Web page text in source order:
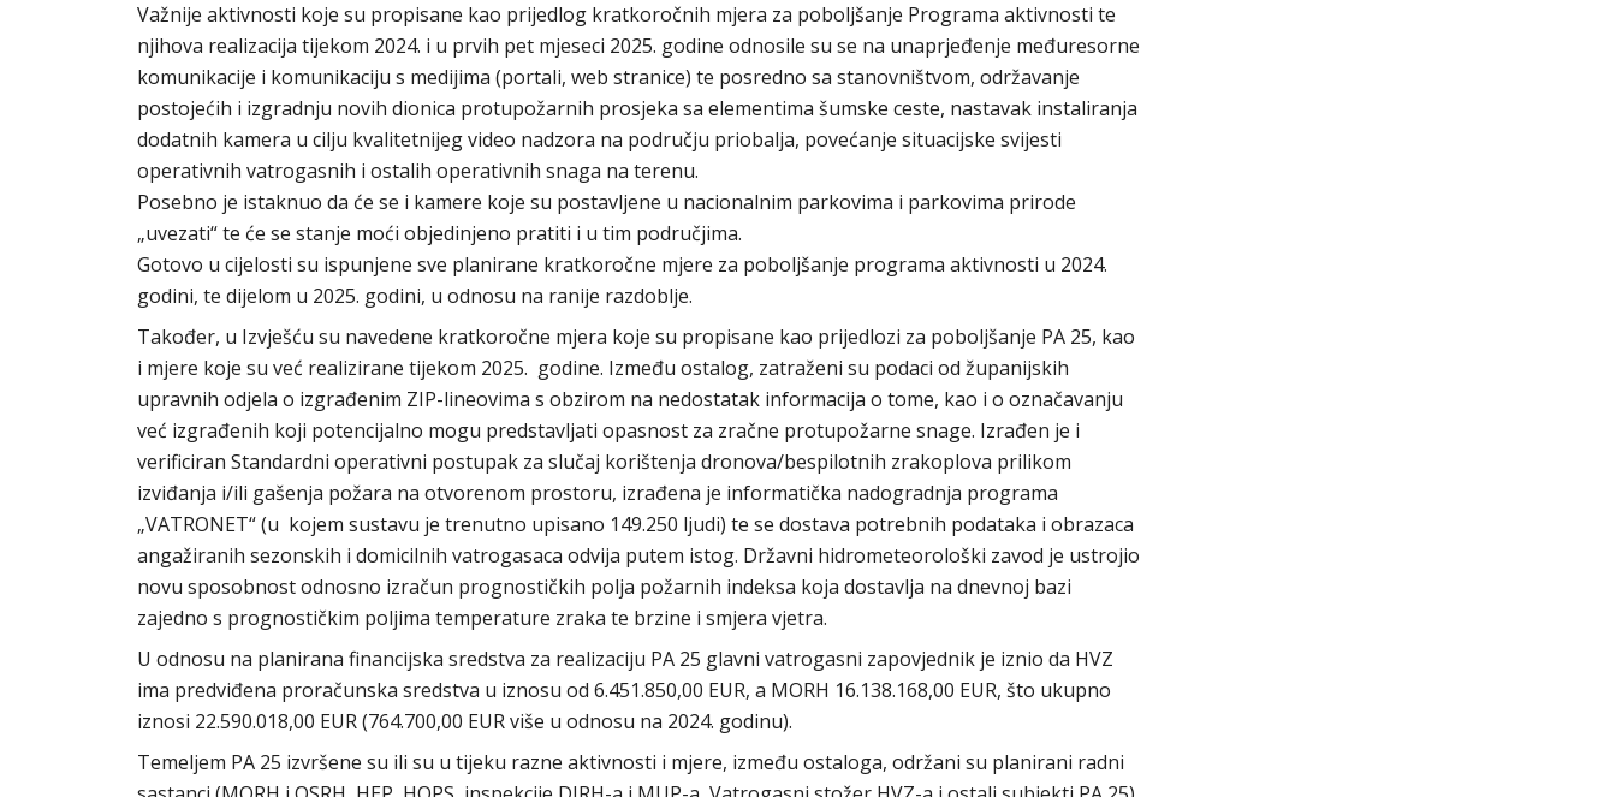
Važnije aktivnosti koje su propisane kao prijedlog kratkoročnih mjera za poboljšanje Programa aktivnosti te
njihova realizacija tijekom 2024. i u prvih pet mjeseci 2025. godine odnosile su se na unaprjeđenje međuresorne
komunikacije i komunikaciju s medijima (portali, web stranice) te posredno sa stanovništvom, održavanje
postojećih i izgradnju novih dionica protupožarnih prosjeka sa elementima šumske ceste, nastavak instaliranja
dodatnih kamera u cilju kvalitetnijeg video nadzora na području priobalja, povećanje situacijske svijesti
operativnih vatrogasnih i ostalih operativnih snaga na terenu.
Posebno je istaknuo da će se i kamere koje su postavljene u nacionalnim parkovima i parkovima prirode
„uvezati“ te će se stanje moći objedinjeno pratiti i u tim područjima.
Gotovo u cijelosti su ispunjene sve planirane kratkoročne mjere za poboljšanje programa aktivnosti u 2024.
godini, te dijelom u 2025. godini, u odnosu na ranije razdoblje.
Također, u Izvješću su navedene kratkoročne mjera koje su propisane kao prijedlozi za poboljšanje PA 25, kao
i mjere koje su već realizirane tijekom 2025. godine. Između ostalog, zatraženi su podaci od županijskih
upravnih odjela o izgrađenim ZIP-lineovima s obzirom na nedostatak informacija o tome, kao i o označavanju
već izgrađenih koji potencijalno mogu predstavljati opasnost za zračne protupožarne snage. Izrađen je i
verificiran Standardni operativni postupak za slučaj korištenja dronova/bespilotnih zrakoplova prilikom
izviđanja i/ili gašenja požara na otvorenom prostoru, izrađena je informatička nadogradnja programa
„VATRONET“ (u kojem sustavu je trenutno upisano 149.250 ljudi) te se dostava potrebnih podataka i obrazaca
angažiranih sezonskih i domicilnih vatrogasaca odvija putem istog. Državni hidrometeorološki zavod je ustrojio
novu sposobnost odnosno izračun prognostičkih polja požarnih indeksa koja dostavlja na dnevnoj bazi
zajedno s prognostičkim poljima temperature zraka te brzine i smjera vjetra.
U odnosu na planirana financijska sredstva za realizaciju PA 25 glavni vatrogasni zapovjednik je iznio da HVZ
ima predviđena proračunska sredstva u iznosu od 6.451.850,00 EUR, a MORH 16.138.168,00 EUR, što ukupno
iznosi 22.590.018,00 EUR (764.700,00 EUR više u odnosu na 2024. godinu).
Temeljem PA 25 izvršene su ili su u tijeku razne aktivnosti i mjere, između ostaloga, održani su planirani radni